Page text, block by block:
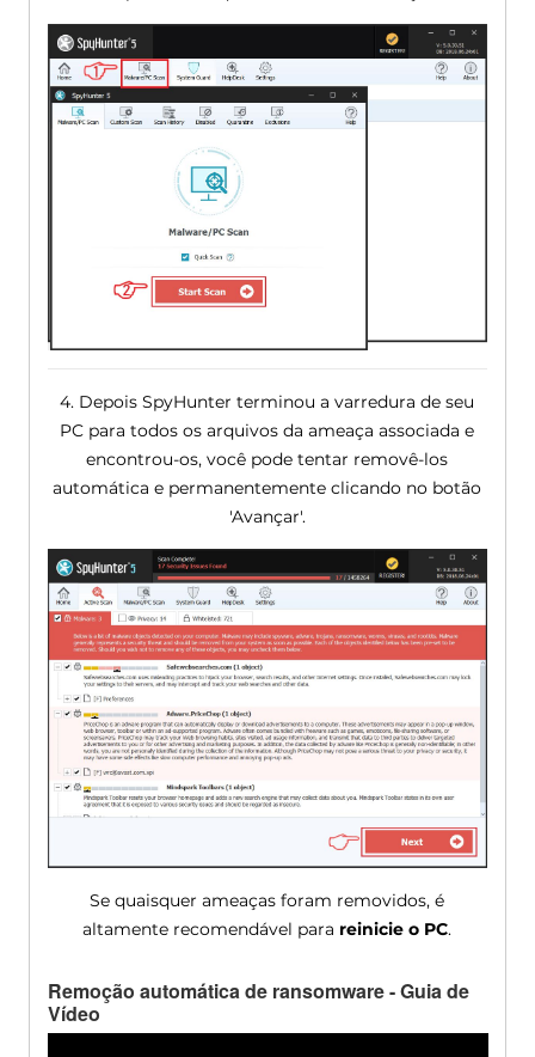
4. Depois SpyHunter terminou a varredura de seu
PC para todos os arquivos da ameaça associada e
encontrou-os, você pode tentar removê-los
automática e permanentemente clicando no botão
'Avançar'.
Se quaisquer ameaças foram removidos, é
altamente recomendável para reinicie o PC.
Remoção automática de ransomware - Guia de
Vídeo